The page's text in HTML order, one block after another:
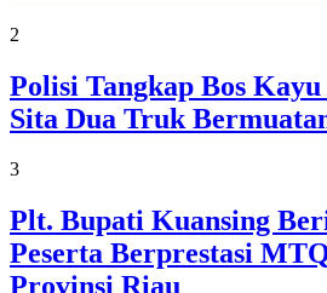
2
Polisi Tangkap Bos
Sita Dua Truk
3
Plt. Bupati Kuansing
Peserta Berprestasi
Provinsi Riau